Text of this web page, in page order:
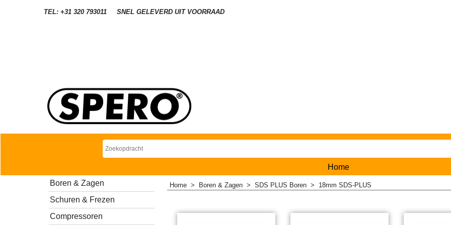
TEL: +31 320 793011 SNEL GELEVERD UIT VOORRAAD
Home
Boren & Zagen
Schuren & Frezen
Compressoren
Home > Boren & Zagen > SDS PLUS Boren > 18mm SDS-PLUS